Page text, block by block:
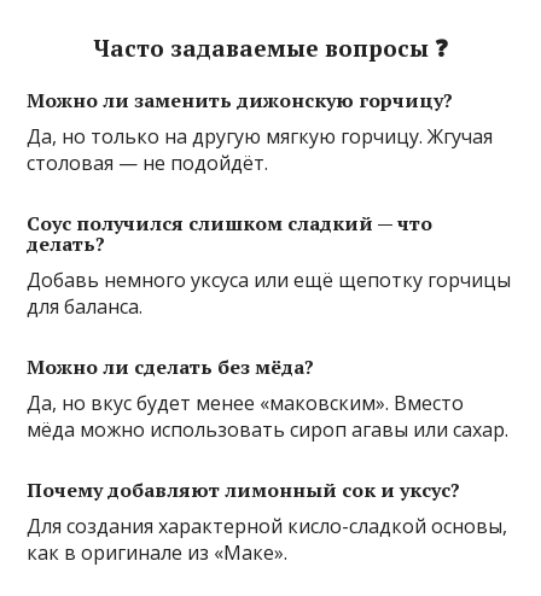
Часто задаваемые вопросы ❓
Можно ли заменить дижонскую горчицу?
Да, но только на другую мягкую горчицу. Жгучая
столовая — не подойдёт.
Соус получился слишком сладкий — что
делать?
Добавь немного уксуса или ещё щепотку горчицы
для баланса.
Можно ли сделать без мёда?
Да, но вкус будет менее «маковским». Вместо
мёда можно использовать сироп агавы или сахар.
Почему добавляют лимонный сок и уксус?
Для создания характерной кисло-сладкой основы,
как в оригинале из «Маке».